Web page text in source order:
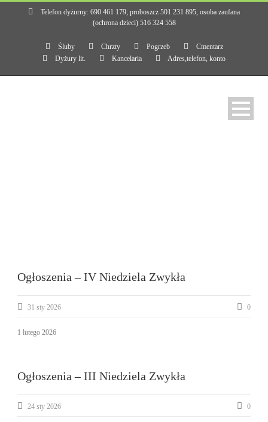
Telefon dyżurny: 690 461 179; proboszcz 501 231 895, osoba zaufana
(ochrona dzieci) 516 324 558
Śluby Chrzty Pogrzeb
Cmentarz
Dyżury lit.
Kancelaria Adres,telefon, konto
Ogłoszenia – IV Niedziela Zwykła
31 sty 2026 0
1 lutego 2026
Ogłoszenia – III Niedziela Zwykła
24 sty 2026 0